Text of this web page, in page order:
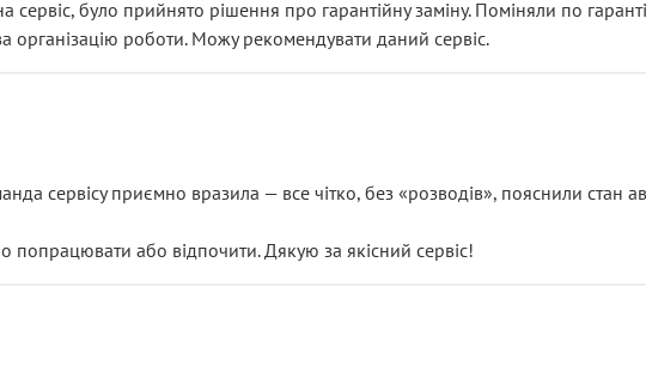
сервіс, було прийнято рішення про гарантійну заміну. Поміняли по
роботи. Можу рекомендувати даний сервіс.
сервісу приємно вразила — все чітко, без «розводів», пояснили стан
або відпочити. Дякую за якісний сервіс!